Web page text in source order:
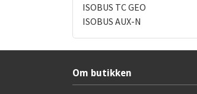
ISOBUS TC GEO
ISOBUS AUX-N
Om butikken